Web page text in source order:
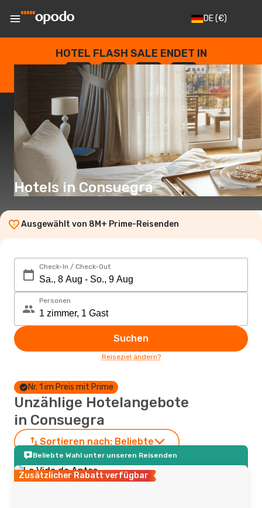
DE(€)
HOTEL FLASH SALE ENDET IN
--
TAGE
: --
STUNDEN
: --
SEKUNDEN
Hotels in Consuegra
Ausgewählt von 8M+ Prime-Reisenden
Check-In / Check-Out
Personen
Suchen
Reiseziel ändern?
Nr. 1 im Preis mit Prime
Unzählige Hotelangebote
in Consuegra
Sortieren nach: Beliebte
Beliebte Wahl unter unseren Reisenden
Zusätzlicher Rabatt verfügbar